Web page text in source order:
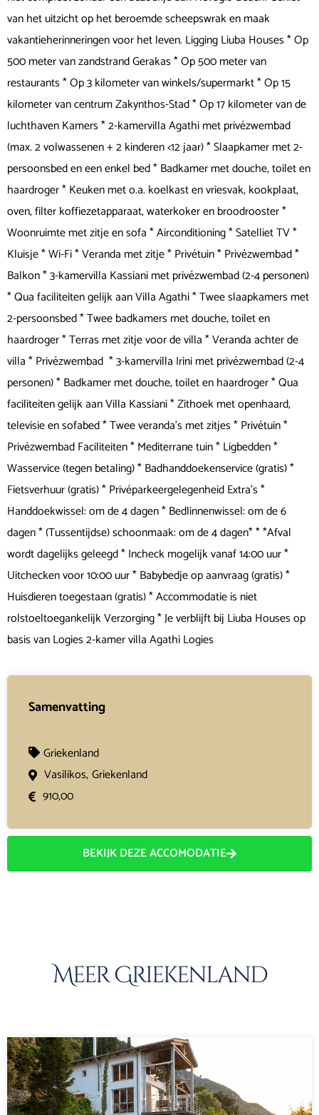
van het uitzicht op het beroemde scheepswrak en maak
vakantieherinneringen voor het leven. Ligging Liuba Houses * Op
500 meter van zandstrand Gerakas * Op 500 meter van
restaurants * Op 3 kilometer van winkels/supermarkt * Op 15
kilometer van centrum Zakynthos-Stad * Op 17 kilometer van de
luchthaven Kamers * 2-kamervilla Agathi met privézwembad
(max. 2 volwassenen + 2 kinderen <12 jaar) * Slaapkamer met 2-
persoonsbed en een enkel bed * Badkamer met douche, toilet en
haardroger * Keuken met o.a. koelkast en vriesvak, kookplaat,
oven, filter koffiezetapparaat, waterkoker en broodrooster *
Woonruimte met zitje en sofa * Airconditioning * Satelliet TV *
Kluisje * Wi-Fi * Veranda met zitje * Privétuin * Privézwembad *
Balkon * 3-kamervilla Kassiani met privézwembad (2-4 personen)
* Qua faciliteiten gelijk aan Villa Agathi * Twee slaapkamers met
2-persoonsbed * Twee badkamers met douche, toilet en
haardroger * Terras met zitje voor de villa * Veranda achter de
villa * Privézwembad * 3-kamervilla Irini met privézwembad (2-4
personen) * Badkamer met douche, toilet en haardroger * Qua
faciliteiten gelijk aan Villa Kassiani * Zithoek met openhaard,
televisie en sofabed * Twee veranda's met zitjes * Privétuin *
Privézwembad Faciliteiten * Mediterrane tuin * Ligbedden *
Wasservice (tegen betaling) * Badhanddoekenservice (gratis) *
Fietsverhuur (gratis) * Privéparkeergelegenheid Extra's *
Handdoekwissel: om de 4 dagen * Bedlinnenwissel: om de 6
dagen * (Tussentijdse) schoonmaak: om de 4 dagen* * *Afval
wordt dagelijks geleegd * Incheck mogelijk vanaf 14:00 uur *
Uitchecken voor 10:00 uur * Babybedje op aanvraag (gratis) *
Huisdieren toegestaan (gratis) * Accommodatie is niet
rolstoeltoegankelijk Verzorging * Je verblijft bij Liuba Houses op
basis van Logies 2-kamer villa Agathi Logies
Samenvatting
Griekenland
Vasilikos,Griekenland
910,00
BEKIJK DEZE ACCOMODATIE
Meer Griekenland